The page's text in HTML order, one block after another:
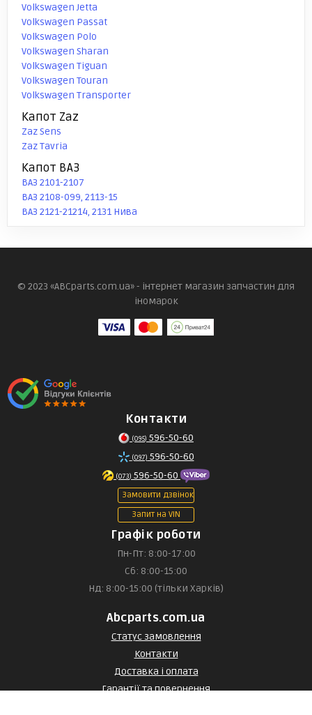
Volkswagen Jetta
Volkswagen Passat
Volkswagen Polo
Volkswagen Sharan
Volkswagen Tiguan
Volkswagen Touran
Volkswagen Transporter
Капот Zaz
Zaz Sens
Zaz Tavria
Капот ВАЗ
ВАЗ 2101-2107
ВАЗ 2108-099, 2113-15
ВАЗ 2121-21214, 2131 Нива
© 2023 «ABCparts.com.ua» - інтернет магазин запчастин для
іномарок
Контакти
(095) 596-50-60
(097) 596-50-60
(073) 596-50-60
Замовити дзвінок
Запит на VIN
Графік роботи
Пн-Пт: 8:00-17:00
Сб: 8:00-15:00
Нд: 8:00-15:00 (тільки Харків)
Abcparts.com.ua
Статус замовлення
Контакти
Доставка і оплата
Гарантії та повернення